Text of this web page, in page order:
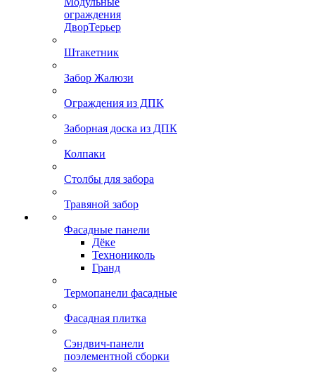
ограждения
ДворТерьер
Штакетник
Забор Жалюзи
Ограждения из ДПК
Заборная доска из ДПК
Колпаки
Столбы для забора
Травяной забор
Фасадные панели
Дёке
Технониколь
Гранд
Термопанели фасадные
Фасадная плитка
Сэндвич-панели
поэлементной сборки